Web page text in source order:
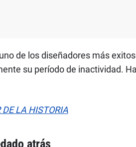
de los diseñadores más
su período de inactividad.
LA HISTORIA
atrás